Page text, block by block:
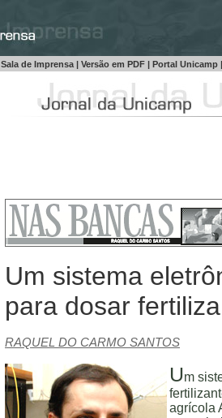
Sala de Imprensa| Versão em PDF | Portal Unicamp |
Um sistema
para dosar
RAQUEL DO CARMO SANTOS
Um
agrícola